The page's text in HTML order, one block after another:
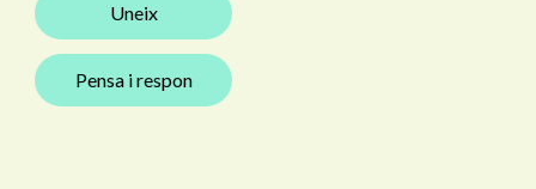
Uneix
Pensa i respon